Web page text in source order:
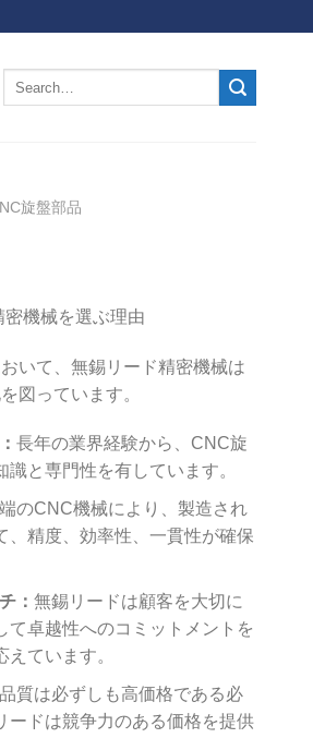
旋盤部品
機械を選ぶ理由
いて、無錫リード精密機械は
図っています。
長年の業界経験から、CNC旋
と専門性を有しています。
のCNC機械により、製造され
、精度、効率性、一貫性が確保
：無錫リードは顧客を大切に
て卓越性へのコミットメントを
えています。
品質は必ずしも高価格である必
ードは競争力のある価格を提供